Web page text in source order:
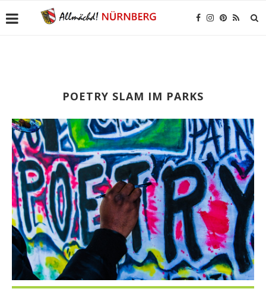
POETRY SLAM IM PARKS